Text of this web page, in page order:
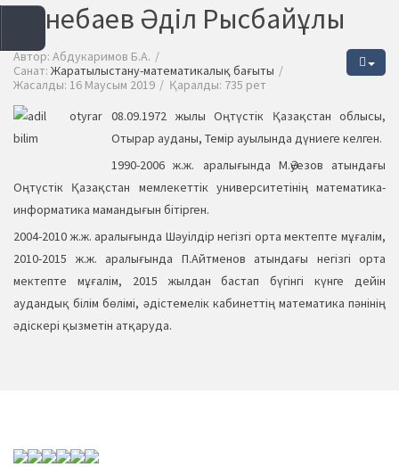
Кенебаев Әділ Рысбайұлы
Автор: Абдукаримов Б.А.
Санат: Жаратылыстану-математикалық бағыты
Жасалды: 16 Маусым 2019
Қаралды: 735 рет
08.09.1972 жылы Оңтүстік Қазақстан облысы,
Отырар ауданы, Темір ауылында дүниеге келген.
1990-2006 ж.ж. аралығында М.Әуезов атындағы
Оңтүстік Қазақстан мемлекеттік университетінің математика-
информатика мамандығын бітірген.
2004-2010 ж.ж. аралығында Шәуілдір негізгі орта мектепте мұғалім,
2010-2015 ж.ж. аралығында П.Айтменов атындағы негізгі орта
мектепте мұғалім, 2015 жылдан бастап бүгінгі күнге дейін
аудандық білім бөлімі, әдістемелік кабинеттің математика пәнінің
әдіскері қызметін атқаруда.